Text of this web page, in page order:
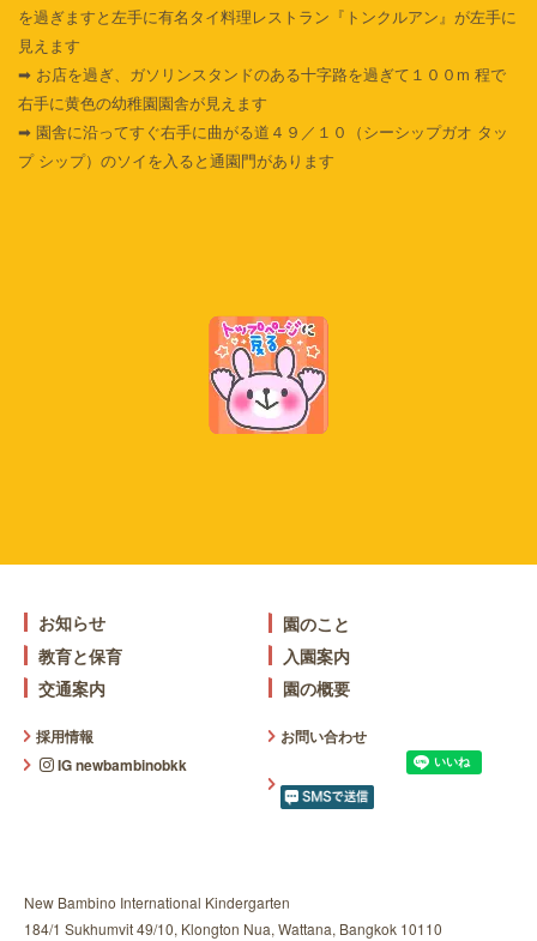
を過ぎますと左手に有名タイ料理レストラン『トンクルアン』が左手に
見えます
➡ お店を過ぎ、ガソリンスタンドのある十字路を過ぎて１００m 程で
右手に黄色の幼稚園園舎が見えます
➡ 園舎に沿ってすぐ右手に曲がる道４９／１０（シーシップガオ タッ
プ シップ）のソイを入ると通園門があります
お知らせ
園のこと
教育と保育
入園案内
交通案内
園の概要
採用情報
お問い合わせ
IG newbambinobkk
New Bambino International Kindergarten
184/1 Sukhumvit 49/10, Klongton Nua, Wattana, Bangkok 10110